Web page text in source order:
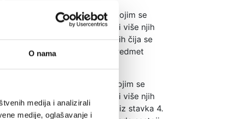
O nama
medija i analizirali
medije, oglašavanje i
ugovor, u pisanom obliku, kojim se
kojeg davatelj koncesija ili više njih
subjektu ili više njih čija se
radova koji su predmet
ugovor, u pisanom obliku, kojim se
kojeg davatelj koncesija ili više njih
koje nisu izvođenje radova iz stavka 4.